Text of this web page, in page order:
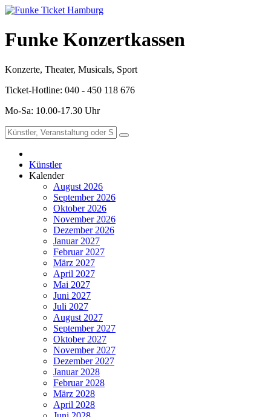
Funke Konzertkassen
Konzerte, Theater, Musicals, Sport
Ticket-Hotline: 040 - 450 118 676
Mo-Sa: 10.00-17.30 Uhr
Künstler
Kalender
August 2026
September 2026
Oktober 2026
November 2026
Dezember 2026
Januar 2027
Februar 2027
März 2027
April 2027
Mai 2027
Juni 2027
Juli 2027
August 2027
September 2027
Oktober 2027
November 2027
Dezember 2027
Januar 2028
Februar 2028
März 2028
April 2028